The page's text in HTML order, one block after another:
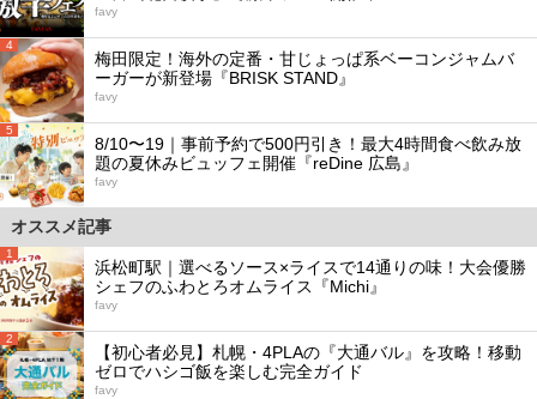
favy
4
梅田限定！海外の定番・甘じょっぱ系ベーコンジャムバ
ーガーが新登場『BRISK STAND』
favy
5
8/10〜19｜事前予約で500円引き！最大4時間食べ飲み放
題の夏休みビュッフェ開催『reDine 広島』
favy
オススメ記事
1
浜松町駅｜選べるソース×ライスで14通りの味！大会優勝
シェフのふわとろオムライス『Michi』
favy
2
【初心者必見】札幌・4PLAの『大通バル』を攻略！移動
ゼロでハシゴ飯を楽しむ完全ガイド
favy